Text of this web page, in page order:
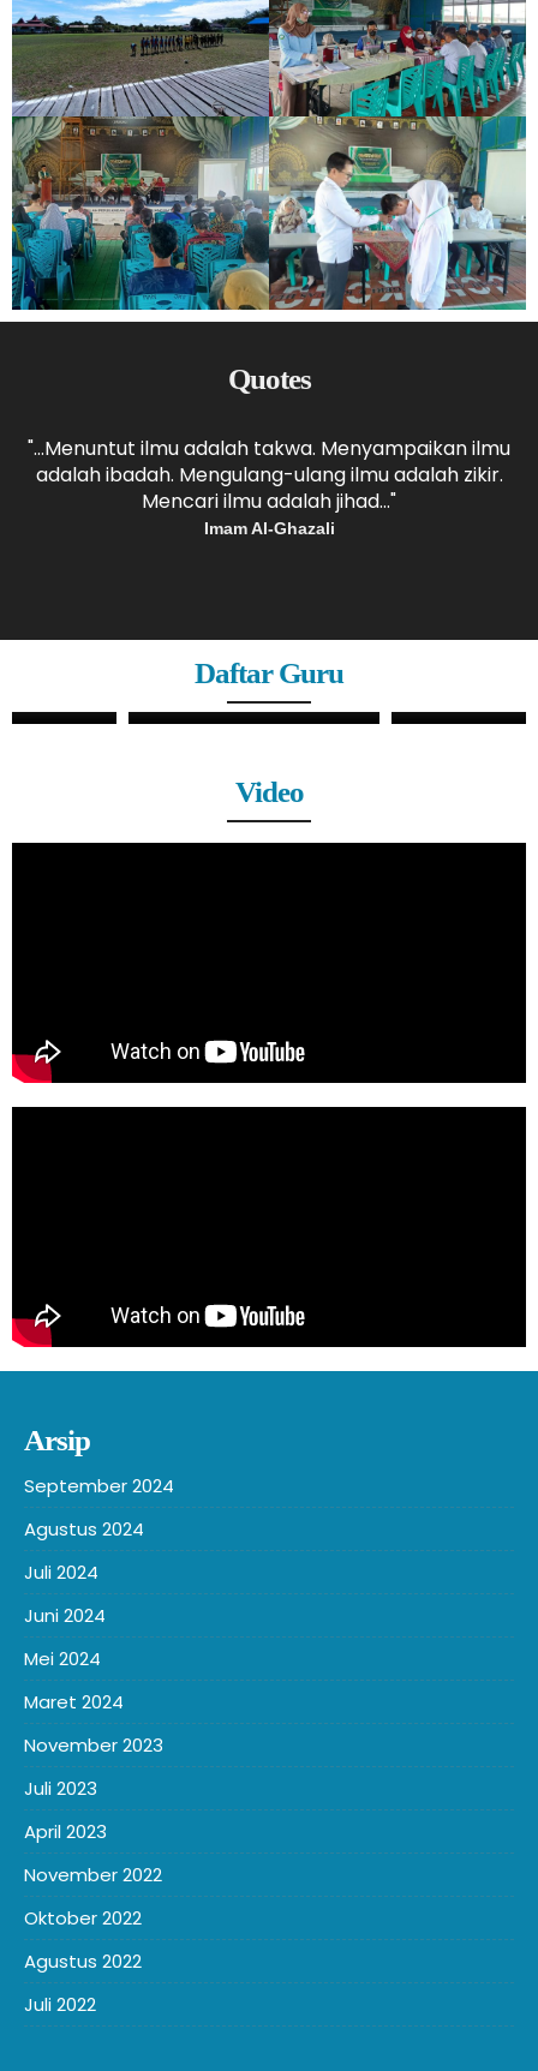
Quotes
"...Menuntut ilmu adalah takwa. Menyampaikan ilmu
adalah ibadah. Mengulang-ulang ilmu adalah zikir.
Mencari ilmu adalah jihad..."
Imam Al-Ghazali
Daftar Guru
ZHERY OKTANDI, S.Pd
ANDRI MAULANA, S.Pd
Video
Arsip
September 2024
Agustus 2024
Juli 2024
Juni 2024
Mei 2024
Maret 2024
November 2023
Juli 2023
April 2023
November 2022
Oktober 2022
Agustus 2022
Juli 2022